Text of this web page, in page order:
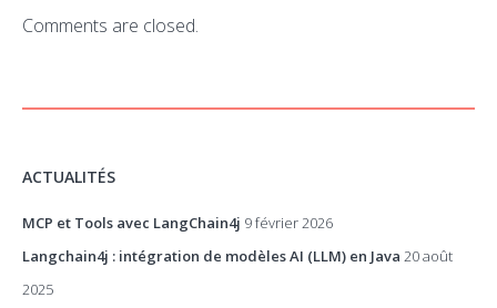
Comments are closed.
ACTUALITÉS
MCP et Tools avec LangChain4j 9 février 2026
Langchain4j : intégration de modèles AI (LLM) en Java 20 août
2025